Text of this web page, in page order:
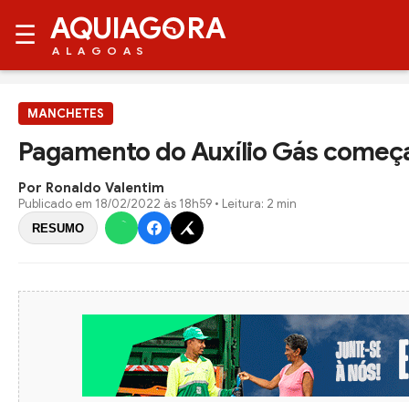
☰ AQUIAG RA
ALAGOAS
MANCHETES
Pagamento do Auxílio Gás
Por Ronaldo Valentim
Publicado em 18/02/2022 às 18h59 • Leitura: 2 min
RESUMO